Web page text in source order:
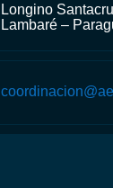
Longino
Lambaré –